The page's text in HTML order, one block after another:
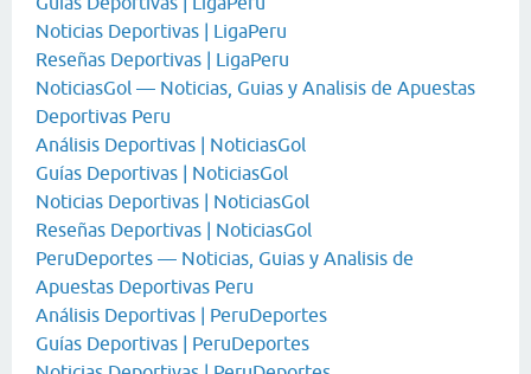
Noticias Deportivas | LigaPeru
Reseñas Deportivas | LigaPeru
NoticiasGol — Noticias, Guias y Analisis de Apuestas
Deportivas Peru
Análisis Deportivas | NoticiasGol
Guías Deportivas | NoticiasGol
Noticias Deportivas | NoticiasGol
Reseñas Deportivas | NoticiasGol
PeruDeportes — Noticias, Guias y Analisis de
Apuestas Deportivas Peru
Análisis Deportivas | PeruDeportes
Guías Deportivas | PeruDeportes